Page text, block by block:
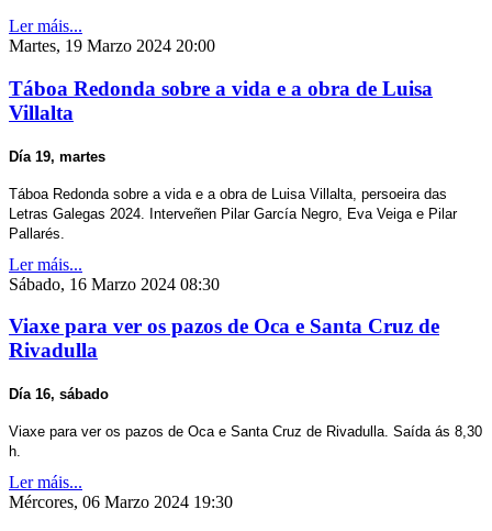
Ler máis...
Martes, 19 Marzo 2024 20:00
Táboa Redonda sobre a vida e a obra de Luisa
Villalta
Día 19, martes
Táboa Redonda sobre a vida e a obra de Luisa Villalta, persoeira das
Letras Galegas 2024. Interveñen Pilar García Negro, Eva Veiga e Pilar
Pallarés.
Ler máis...
Sábado, 16 Marzo 2024 08:30
Viaxe para ver os pazos de Oca e Santa Cruz de
Rivadulla
Día 16, sábado
Viaxe para ver os pazos de Oca e Santa Cruz de Rivadulla. Saída ás 8,30
h.
Ler máis...
Mércores, 06 Marzo 2024 19:30